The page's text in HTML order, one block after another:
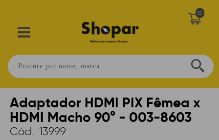
0
Adaptador HDMI PIX Fêmea x
HDMI Macho 90° - 003-8603
Cód.: 13999